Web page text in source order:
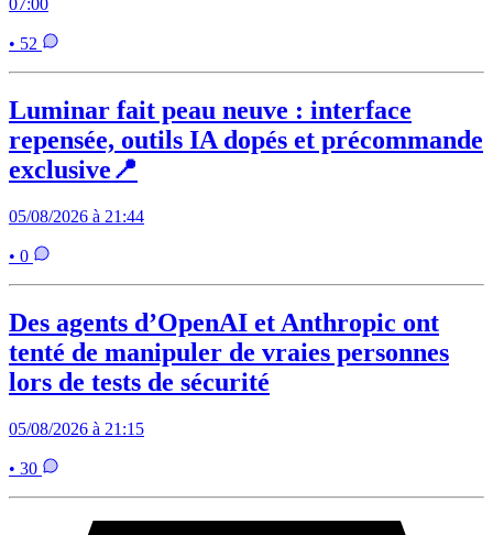
07:00
• 52
Luminar fait peau neuve : interface
repensée, outils IA dopés et précommande
exclusive📍
05/08/2026 à 21:44
• 0
Des agents d’OpenAI et Anthropic ont
tenté de manipuler de vraies personnes
lors de tests de sécurité
05/08/2026 à 21:15
• 30